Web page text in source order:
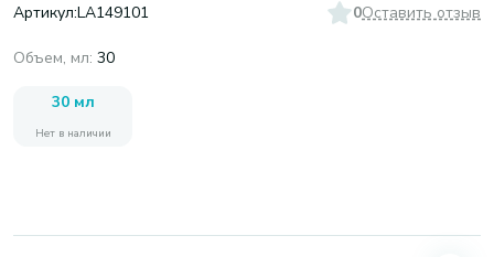
Артикул:LA149101 0Оставить отзыв
Объем, мл: 30
30 мл
Нет в наличии